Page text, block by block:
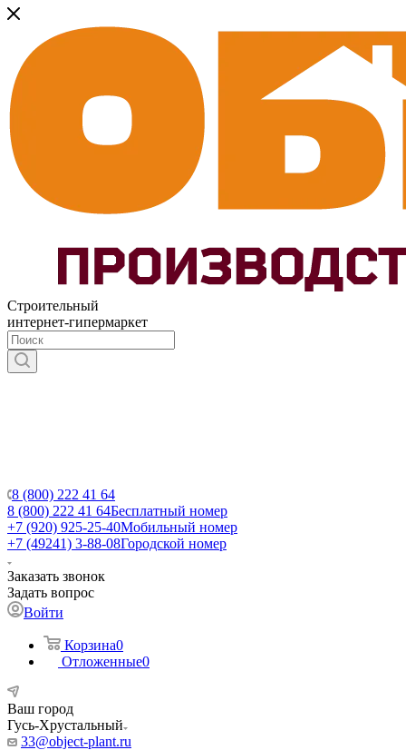
Строительный
интернет-гипермаркет
8 (800) 222 41 64
8 (800) 222 41 64Бесплатный номер
+7 (920) 925-25-40Мобильный номер
+7 (49241) 3-88-08Городской номер
Заказать звонок
Задать вопрос
Войти
Корзина0
Отложенные0
Ваш город
Гусь-Хрустальный
33@object-plant.ru